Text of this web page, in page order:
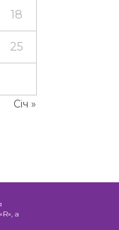
Січ »
18
25
а